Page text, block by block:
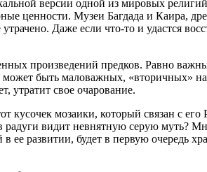
версии одной из мировых
ценности. Музеи Багдада и Каира,
Даже если что-то и удастся
произведений предков. Равно
быть маловажных, «вторичных»
утратит свое очарование.
кусочек мозаики, который связан с
радуги видит невнятную серую муть?
развитии, будет в первую очередь